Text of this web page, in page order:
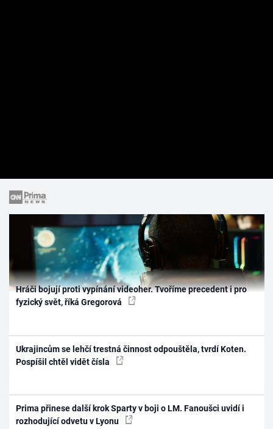
Hráči bojují proti vypínání videoher. Tvoříme precedent i pro
fyzický svět, říká Gregorová
Ukrajincům se lehčí trestná činnost odpouštěla, tvrdí Koten.
Pospíšil chtěl vidět čísla
Prima přinese další krok Sparty v boji o LM. Fanoušci uvidí i
rozhodující odvetu v Lyonu